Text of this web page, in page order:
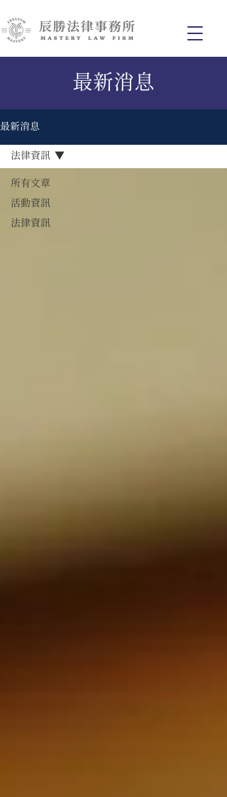
最新消息
最新消息
所有文章
活動資訊
法律資訊
法律資訊